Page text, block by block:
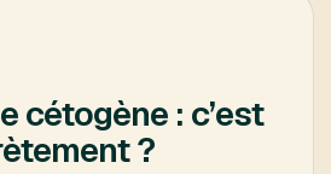
cétogène : c’est
?